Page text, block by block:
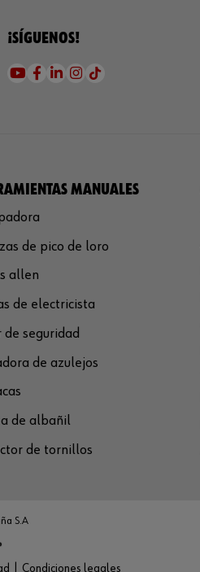
¡SÍGUENOS!
MANUALES
de pico de loro
allen
de electricista
de seguridad
de azulejos
de albañil
de tornillos
Condiciones legales
S.A